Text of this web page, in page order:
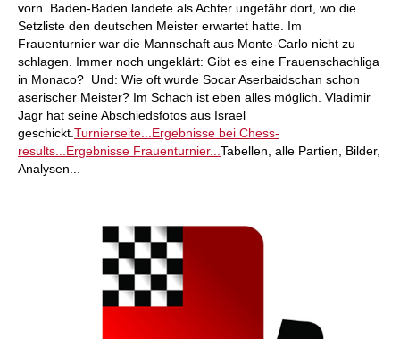
vorn. Baden-Baden landete als Achter ungefähr dort, wo die
Setzliste den deutschen Meister erwartet hatte. Im
Frauenturnier war die Mannschaft aus Monte-Carlo nicht zu
schlagen. Immer noch ungeklärt: Gibt es eine Frauenschachliga
in Monaco? Und: Wie oft wurde Socar Aserbaidschan schon
aserischer Meister? Im Schach ist eben alles möglich. Vladimir
Jagr hat seine Abschiedsfotos aus Israel
geschickt. Turnierseite... Ergebnisse bei Chess-
results... Ergebnisse Frauenturnier... Tabellen, alle Partien, Bilder,
Analysen...